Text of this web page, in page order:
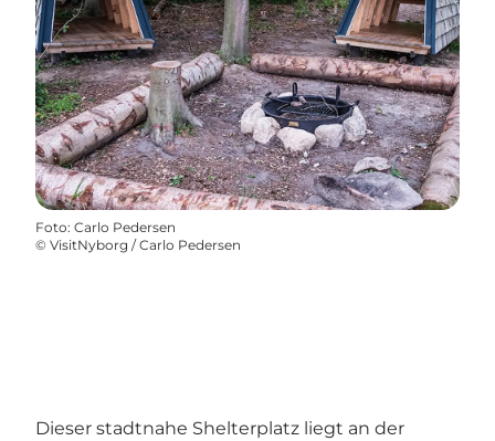
Foto: Carlo Pedersen
© VisitNyborg / Carlo Pedersen
Dieser stadtnahe Shelterplatz liegt an der